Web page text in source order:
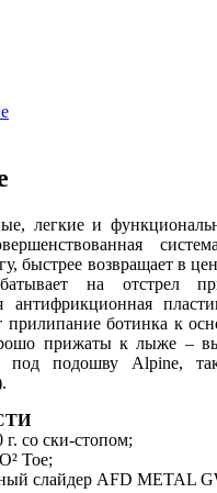
легкие и
быстрее возвращает в
на отстрел
антифрикционная
прилипание ботинка к
прижаты к лыже –
под подошву Alpine,
со ски-стопом;
Toe;
слайдер AFD METAL